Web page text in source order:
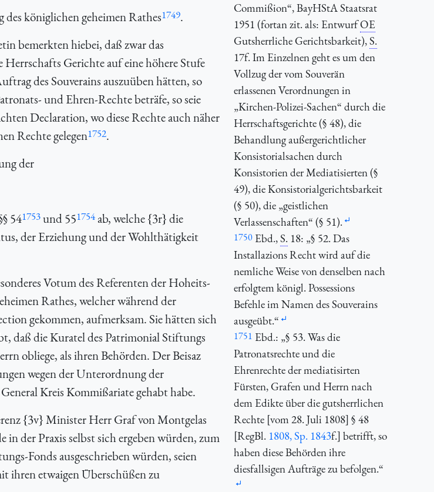
königlichen geheimen Rathes1749.
bemerkten hiebei, daß zwar das
Herrschafts Gerichte auf eine höhere Stufe
des Souverains auszuüben hätten, so
und Ehren-Rechte beträfe, so seie
Declaration, wo diese Rechte auch näher
Rechte gelegen1752.
der
541753und 551754ab, welche {3r} die
der Erziehung und der Wohlthätigkeit
Votum des Referenten der Hoheits-
Rathes, welcher während der
gekommen, aufmerksam. Sie hätten sich
daß die Kuratel des Patrimonial Stiftungs
obliege, als ihren Behörden. Der Beisaz
wegen der Unterordnung der
Kreis Kommißariate gehabt habe.
{3v} Minister Herr Graf von Montgelas
der Praxis selbst sich ergeben würden, zum
Fonds ausgeschrieben würden, seien
ihren etwaigen Überschüßen zu
Commißion“, BayHStA Staatsrat
1951 (fortan zit. als: EntwurfOE
Gutsherrliche Gerichtsbarkeit),S.
17f. Im Einzelnen geht es um den
Vollzug der vom Souverän
erlassenen Verordnungen in
„Kirchen-Polizei-Sachen“ durch die
Herrschaftsgerichte (§ 48), die
Behandlung außergerichtlicher
Konsistorialsachen durch
Konsistorien der Mediatisierten (§
49), die Konsistorialgerichtsbarkeit
(§ 50), die „geistlichen
Verlassenschaften“ (§ 51).
1750 Ebd.,S. 18: „§ 52. Das
Installazions Recht wird auf die
nemliche Weise von denselben nach
erfolgtem königl. Possessions
Befehle im Namen des Souverains
ausgeübt.“
1751 Ebd.: „§ 53. Was die
Patronatsrechte und die
Ehrenrechte der mediatisirten
Fürsten, Grafen und Herrn nach
dem Edikte über die gutsherrlichen
Rechte [vom 28. Juli 1808] § 48
[RegBl. 1808, Sp. 1843f.] betrifft, so
haben diese Behörden ihre
diesfallsigen Aufträge zu befolgen.“